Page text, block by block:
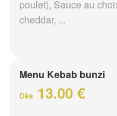
poulet), Sauce au
cheddar, ...
Menu Kebab bunzi
Dès 13.00 €